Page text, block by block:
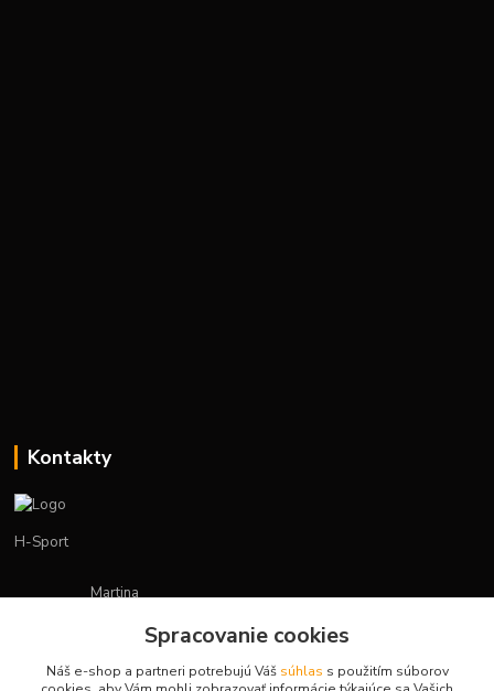
Kontakty
H-Sport
Martina
(Po-Pia, 7-15 hod.)
obchod.hsport@gmail.com
Spracovanie cookies
Náš e-shop a partneri potrebujú Váš súhlas s použitím súborov